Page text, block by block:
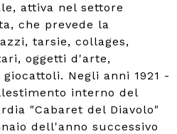
attiva nel settore
che prevede la
tarsie, collages,
oggetti d'arte,
Negli anni 1921 -
interno del
"Cabaret del Diavolo"
dell'anno successivo